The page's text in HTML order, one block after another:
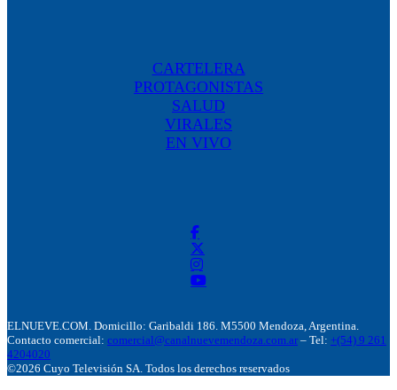
CARTELERA
PROTAGONISTAS
SALUD
VIRALES
EN VIVO
ELNUEVE.COM. Domicillo: Garibaldi 186. M5500 Mendoza, Argentina.
Contacto comercial: comercial@canalnuevemendoza.com.ar – Tel: +(54) 9 261
4204020
©2026 Cuyo Televisión SA. Todos los derechos reservados